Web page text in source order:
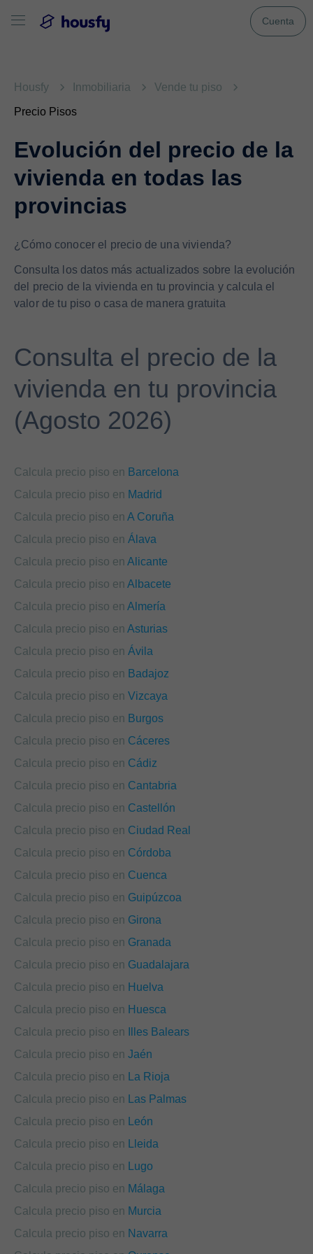
Cuenta
Housfy Inmobiliaria Vende tu piso
Precio Pisos
Evolución del precio de la
vivienda en todas las
provincias
¿Cómo conocer el precio de una vivienda?
Consulta los datos más actualizados sobre la evolución
del precio de la vivienda en tu provincia y calcula el
valor de tu piso o casa de manera gratuita
Consulta el precio de la
vivienda en tu provincia
(Agosto 2026)
Calcula precio piso en Barcelona
Calcula precio piso en Madrid
Calcula precio piso en A Coruña
Calcula precio piso en Álava
Calcula precio piso en Alicante
Calcula precio piso en Albacete
Calcula precio piso en Almería
Calcula precio piso en Asturias
Calcula precio piso en Ávila
Calcula precio piso en Badajoz
Calcula precio piso en Vizcaya
Calcula precio piso en Burgos
Calcula precio piso en Cáceres
Calcula precio piso en Cádiz
Calcula precio piso en Cantabria
Calcula precio piso en Castellón
Calcula precio piso en Ciudad Real
Calcula precio piso en Córdoba
Calcula precio piso en Cuenca
Calcula precio piso en Guipúzcoa
Calcula precio piso en Girona
Calcula precio piso en Granada
Calcula precio piso en Guadalajara
Calcula precio piso en Huelva
Calcula precio piso en Huesca
Calcula precio piso en Illes Balears
Calcula precio piso en Jaén
Calcula precio piso en La Rioja
Calcula precio piso en Las Palmas
Calcula precio piso en León
Calcula precio piso en Lleida
Calcula precio piso en Lugo
Calcula precio piso en Málaga
Calcula precio piso en Murcia
Calcula precio piso en Navarra